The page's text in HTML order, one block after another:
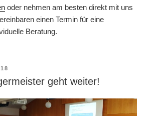
oder nehmen am besten direkt mit uns
einen Termin für eine
Beratung.
geht weiter!